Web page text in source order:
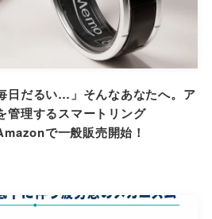
日だるい…」そんなあなたへ。ア
管理するスマートリング
で一般販売開始！